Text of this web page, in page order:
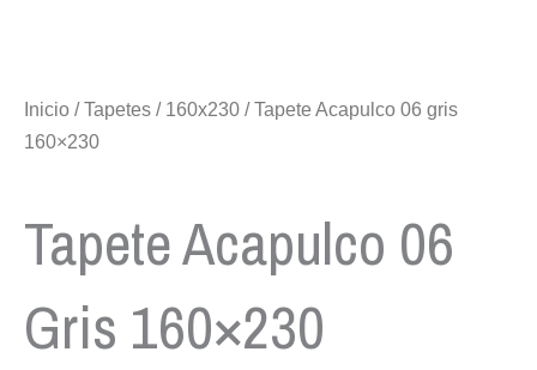
Inicio /Tapetes / 160x230 / Tapete Acapulco 06 gris
160×230
Tapete Acapulco 06
Gris 160×230